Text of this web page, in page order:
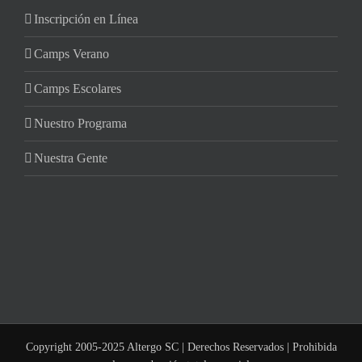
Inscripción en Línea
Camps Verano
Camps Escolares
Nuestro Programa
Nuestra Gente
Copyright 2005-2025 Altergo SC | Derechos Reservados | Prohibida